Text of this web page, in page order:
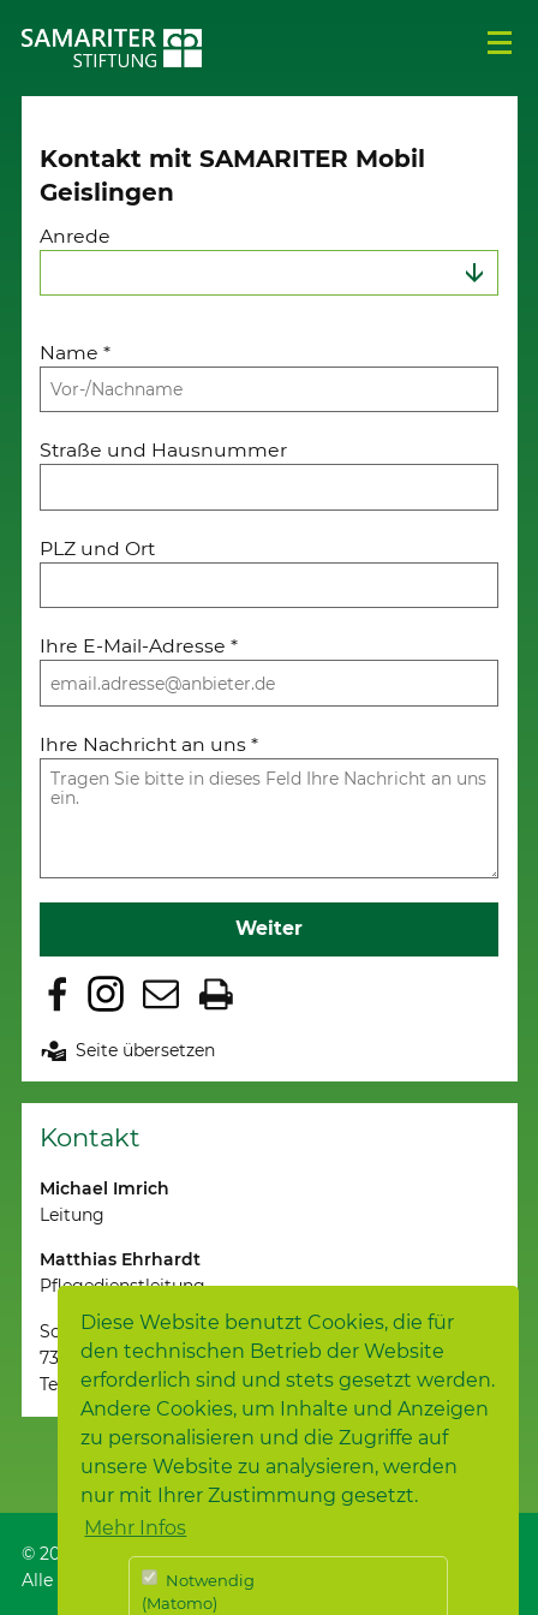
Diese Website benutzt Cookies, die für
den technischen Betrieb der Website
erforderlich sind und stets gesetzt werden.
Andere Cookies, um Inhalte und Anzeigen
zu personalisieren und die Zugriffe auf
unsere Website zu analysieren, werden
nur mit Ihrer Zustimmung gesetzt.
Mehr Infos
Notwendig
(Matomo)
Kontakt mit SAMARITER Mobil
Geislingen
Anrede
Name*
Straße und Hausnummer
PLZ und Ort
Ihre E-Mail-Adresse*
Ihre Nachricht an uns*
Weiter
Seite übersetzen
Kontakt
Michael Imrich
Leitung
Matthias Ehrhardt
Pflegedienstleitung
Schillerstraße 4
73312 Geislingen
Telefon 07331 / 934-400
© 2026 Samariterstiftung, Nürtingen
Alle Rechte vorbehalten.